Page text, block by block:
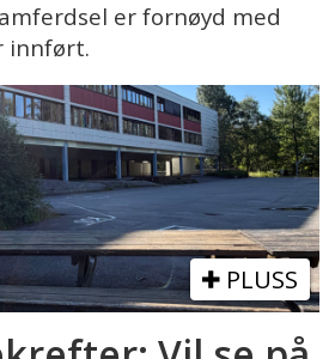
er fornøyd med
innført.
PLUSS